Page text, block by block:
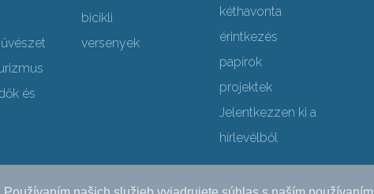
és
bicikli
versenyek
kéthavonta
érintkezés
papírok
projektek
Jelentkezzen ki a
hírlevélből